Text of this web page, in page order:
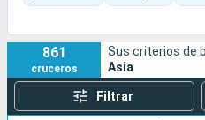
ritmo que cambia
marítimos y los cruceros por el
861
cruceros
Sus criterios de
Asia
Filtrar